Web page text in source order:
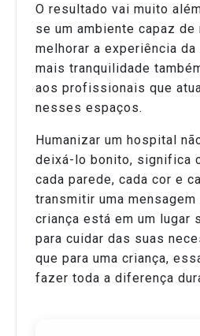
O resultado vai muito
se um ambiente capaz
melhorar a experiência
mais tranquilidade
aos profissionais que
nesses espaços.
Humanizar um hospital
deixá-lo bonito, significa
cada parede, cada cor e
transmitir uma
criança está em um lugar
para cuidar das suas
que para uma criança,
fazer toda a diferença